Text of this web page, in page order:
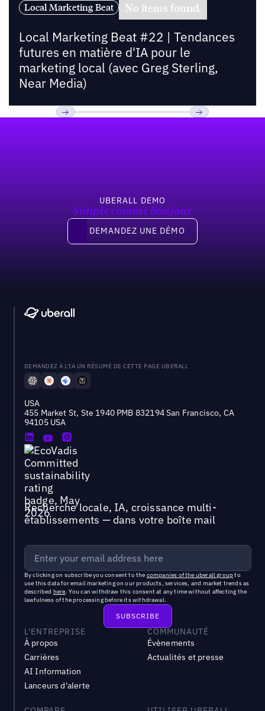
Local Marketing Beat No items found.
Local Marketing Beat #22 | Tendances
futures en matière d'IA pour le
marketing local (avec Greg Sterling,
Near Media)
UBERALL DEMO
Simple comme bonjour
Demandez une démo
DEMANDEZ UNE DÉMO
DEMANDEZ À L'IA UN RÉSUMÉ DE CETTE PAGE UBERALL
USA
455 Market St, Ste 1940 PMB 832194 San Francisco, CA
94105 USA
Recherche locale, IA, croissance multi-
établissements — dans votre boîte mail
By clicking on subscribe you consent to the companies of the uberall groupto
use this data for email marketing on our products, services, and market trends as
described here. You can withdraw this consent at any time without affecting the
lawfulness of the processing before its withdrawal.
L'ENTREPRISE
À propos
Carrières
AI Information
Lanceurs d'alerte
COMMUNAUTÉ
Évènements
Actualités et presse